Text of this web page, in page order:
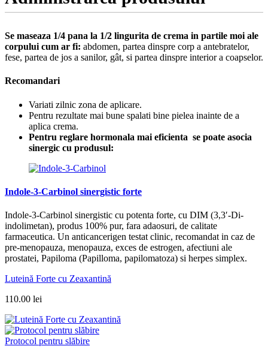
Se maseaza 1/4 pana la 1/2 lingurita de crema in partile moi ale
corpului cum ar fi: abdomen, partea dinspre corp a antebratelor,
fese, partea de jos a sanilor, gât, si partea dinspre interior a coapselor.
Recomandari
Variati zilnic zona de aplicare.
Pentru rezultate mai bune spalati bine pielea inainte de a
aplica crema.
Pentru reglare hormonala mai eficienta se poate asocia
sinergic cu produsul:
Indole-3-Carbinol sinergistic forte
Indole-3-Carbinol sinergistic cu potenta forte, cu DIM (3,3′-Di-
indolimetan), produs 100% pur, fara adaosuri, de calitate
farmaceutica. Un anticancerigen testat clinic, recomandat in caz de
pre-menopauza, menopauza, exces de estrogen, afectiuni ale
prostatei, Papiloma (Papilloma, papilomatoza) si herpes simplex.
Luteină Forte cu Zeaxantină
110.00 lei
Protocol pentru slăbire